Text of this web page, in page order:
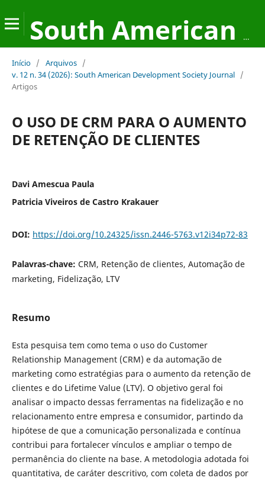
South American Development Society Journal
Início / Arquivos /
v. 12 n. 34 (2026): South American Development Society Journal /
Artigos
O USO DE CRM PARA O AUMENTO
DE RETENÇÃO DE CLIENTES
Davi Amescua Paula
Patricia Viveiros de Castro Krakauer
DOI: https://doi.org/10.24325/issn.2446-5763.v12i34p72-83
Palavras-chave: CRM, Retenção de clientes, Automação de
marketing, Fidelização, LTV
Resumo
Esta pesquisa tem como tema o uso do Customer
Relationship Management (CRM) e da automação de
marketing como estratégias para o aumento da retenção de
clientes e do Lifetime Value (LTV). O objetivo geral foi
analisar o impacto dessas ferramentas na fidelização e no
relacionamento entre empresa e consumidor, partindo da
hipótese de que a comunicação personalizada e contínua
contribui para fortalecer vínculos e ampliar o tempo de
permanência do cliente na base. A metodologia adotada foi
quantitativa, de caráter descritivo, com coleta de dados por